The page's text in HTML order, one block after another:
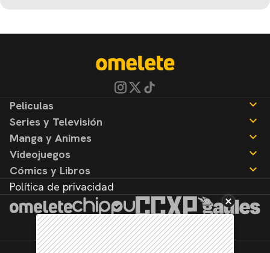
Peliculas
Reseñas
Series y Televisión
Noticias
Reseñas
Manga y Animes
Noticias
Reseñas
Videojuegos
Noticias
Reseñas
Cómics y Libros
Noticias
Reseñas
Política de privacidad